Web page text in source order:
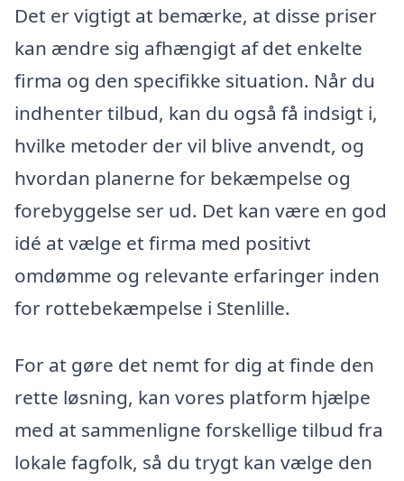
Det er vigtigt at bemærke, at disse priser
kan ændre sig afhængigt af det enkelte
firma og den specifikke situation. Når du
indhenter tilbud, kan du også få indsigt i,
hvilke metoder der vil blive anvendt, og
hvordan planerne for bekæmpelse og
forebyggelse ser ud. Det kan være en god
idé at vælge et firma med positivt
omdømme og relevante erfaringer inden
for rottebekæmpelse i Stenlille.
For at gøre det nemt for dig at finde den
rette løsning, kan vores platform hjælpe
med at sammenligne forskellige tilbud fra
lokale fagfolk, så du trygt kan vælge den